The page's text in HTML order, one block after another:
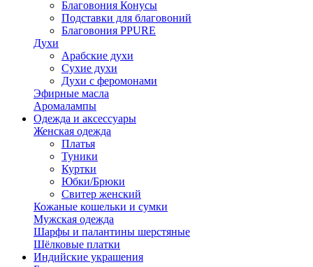
Благовония Конусы
Подставки для благовоний
Благовония PPURE
Духи
Арабские духи
Сухие духи
Духи с феромонами
Эфирные масла
Аромалампы
Одежда и аксессуары
Женская одежда
Платья
Туники
Куртки
Юбки/Брюки
Свитер женский
Кожаные кошельки и сумки
Мужская одежда
Шарфы и палантины шерстяные
Шёлковые платки
Индийские украшения